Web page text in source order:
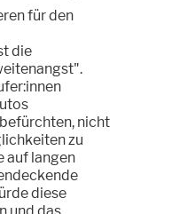
für den
die
nicht
zu
auf langen
diese